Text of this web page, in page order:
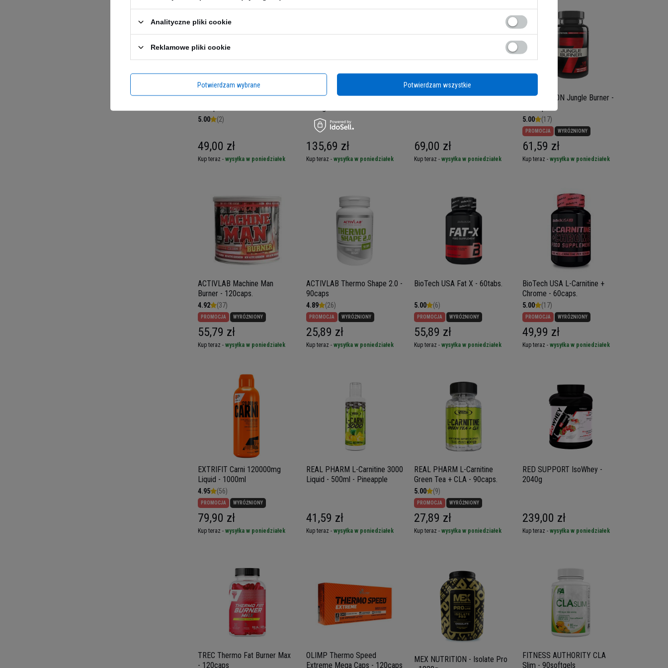
HIRO.LAB Turmeric Curcumin -
5.00 (2)
49,00 zł
Kup teraz - wysyłka w poniedziałek
RED SUPPORT IsoWhey -
135,69 zł
Kup teraz - wysyłka w poniedziałek
4+ NUTRITION H2O Xpell+ -
69,00 zł
Kup teraz - wysyłka w poniedziałek
7 NUTRITION Jungle Burner -
5.00 (17)
PROMOCJA WYRÓŻNIONY
61,59 zł
Kup teraz - wysyłka w poniedziałek
ACTIVLAB Machine Man
Burner - 120caps.
4.92 (37)
PROMOCJA WYRÓŻNIONY
55,79 zł
Kup teraz - wysyłka w poniedziałek
ACTIVLAB Thermo Shape 2.0 -
90caps
4.89 (26)
PROMOCJA WYRÓŻNIONY
25,89 zł
Kup teraz - wysyłka w poniedziałek
BioTech USA Fat X - 60tabs.
5.00 (6)
PROMOCJA WYRÓŻNIONY
55,89 zł
Kup teraz - wysyłka w poniedziałek
BioTech USA L-Carnitine +
Chrome - 60caps.
5.00 (17)
PROMOCJA WYRÓŻNIONY
49,99 zł
Kup teraz - wysyłka w poniedziałek
EXTRIFIT Carni 120000mg
Liquid - 1000ml
4.95 (56)
PROMOCJA WYRÓŻNIONY
79,90 zł
Kup teraz - wysyłka w poniedziałek
REAL PHARM L-Carnitine 3000
Liquid - 500ml - Pineapple
41,59 zł
Kup teraz - wysyłka w poniedziałek
REAL PHARM L-Carnitine
Green Tea + CLA - 90caps.
5.00 (9)
PROMOCJA WYRÓŻNIONY
27,89 zł
Kup teraz - wysyłka w poniedziałek
RED SUPPORT IsoWhey -
2040g
239,00 zł
Kup teraz - wysyłka w poniedziałek
TREC Thermo Fat Burner Max
- 120caps
OLIMP Thermo Speed
Extreme Mega Caps - 120caps
MEX NUTRITION - Isolate Pro
FITNESS AUTHORITY CLA
Slim - 90softgels
Analityczne pliki cookie
Reklamowe pliki cookie
Potwierdzam wybrane Potwierdzam wszystkie